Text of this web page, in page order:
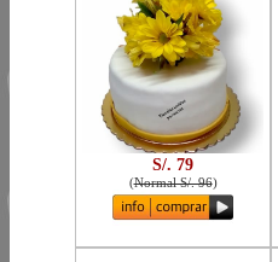
S/. 79
(Normal S/. 96)